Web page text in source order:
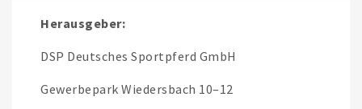
Herausgeber:
DSP Deutsches Sportpferd GmbH
Gewerbepark Wiedersbach 10–12